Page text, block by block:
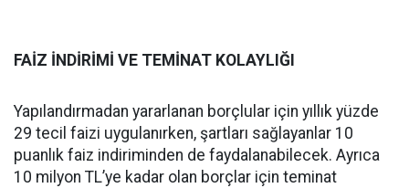
FAİZ İNDİRİMİ VE TEMİNAT KOLAYLIĞI
Yapılandırmadan yararlanan borçlular için yıllık yüzde
29 tecil faizi uygulanırken, şartları sağlayanlar 10
puanlık faiz indiriminden de faydalanabilecek. Ayrıca
10 milyon TL’ye kadar olan borçlar için teminat